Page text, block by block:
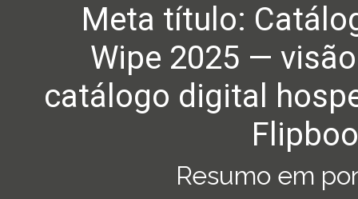
Meta título:
Wipe 2025 —
catálogo digital
Resumo em